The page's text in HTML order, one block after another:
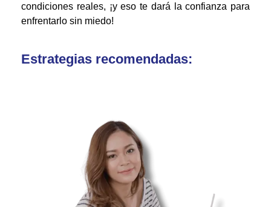
condiciones reales, ¡y eso te dará la confianza para
enfrentarlo sin miedo!
Estrategias recomendadas: